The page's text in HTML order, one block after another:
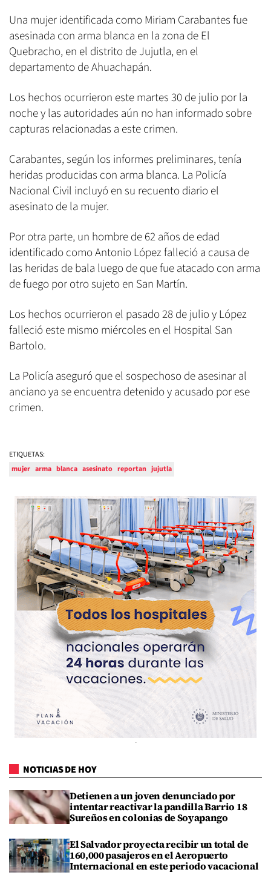
Una mujer identificada como Miriam Carabantes fue
asesinada con arma blanca en la zona de El
Quebracho, en el distrito de Jujutla, en el
departamento de Ahuachapán.
Los hechos ocurrieron este martes 30 de julio por la
noche y las autoridades aún no han informado sobre
capturas relacionadas a este crimen.
Carabantes, según los informes preliminares, tenía
heridas producidas con arma blanca. La Policía
Nacional Civil incluyó en su recuento diario el
asesinato de la mujer.
Por otra parte, un hombre de 62 años de edad
identificado como Antonio López falleció a causa de
las heridas de bala luego de que fue atacado con arma
de fuego por otro sujeto en San Martín.
Los hechos ocurrieron el pasado 28 de julio y López
falleció este mismo miércoles en el Hospital San
Bartolo.
La Policía aseguró que el sospechoso de asesinar al
anciano ya se encuentra detenido y acusado por ese
crimen.
ETIQUETAS:
mujer arma blanca asesinato reportan jujutla
NOTICIAS DE HOY
Detienen a un joven denunciado por
intentar reactivar la pandilla Barrio 18
Sureños en colonias de Soyapango
El Salvador proyecta recibir un total de
160,000 pasajeros en el Aeropuerto
Internacional en este periodo vacacional